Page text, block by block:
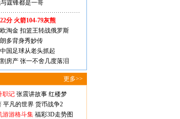
霆锋都是一哥
分 火箭104-79灰熊
淘金 扣篮王转战俄罗斯
多背身秀妙传
国足球从老头抓起
房产 张一不舍几度落泪
更多>>
职记 张震讲故事 红楼梦
平凡的世界 货币战争2
游游格斗集 福彩3D走势图